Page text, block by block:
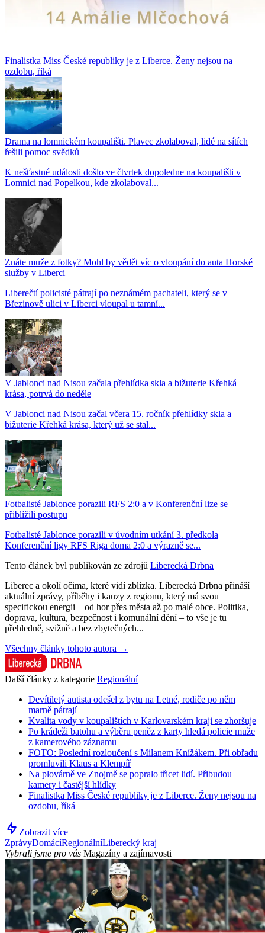
Finalistka Miss České republiky je z Liberce. Ženy nejsou na
ozdobu, říká
Drama na lomnickém koupališti. Plavec zkolaboval, lidé na sítích
řešili pomoc svědků
K nešťastné události došlo ve čtvrtek dopoledne na koupališti v
Lomnici nad Popelkou, kde zkolaboval...
Znáte muže z fotky? Mohl by vědět víc o vloupání do auta Horské
služby v Liberci
Liberečtí policisté pátrají po neznámém pachateli, který se v
Březinově ulici v Liberci vloupal u tamní...
V Jablonci nad Nisou začala přehlídka skla a bižuterie Křehká
krása, potrvá do neděle
V Jablonci nad Nisou začal včera 15. ročník přehlídky skla a
bižuterie Křehká krása, který už se stal...
Fotbalisté Jablonce porazili RFS 2:0 a v Konferenční lize se
přiblížili postupu
Fotbalisté Jablonce porazili v úvodním utkání 3. předkola
Konferenční ligy RFS Riga doma 2:0 a výrazně se...
Tento článek byl publikován ze zdrojů Liberecká Drbna
Liberec a okolí očima, které vidí zblízka. Liberecká Drbna přináší
aktuální zprávy, příběhy i kauzy z regionu, který má svou
specifickou energii – od hor přes města až po malé obce. Politika,
doprava, kultura, bezpečnost i komunální dění – to vše je tu
přehledně, svižně a bez zbytečných...
Všechny články tohoto autora →
Další články z kategorie Regionální
Devítiletý autista odešel z bytu na Letné, rodiče po něm
marně pátrají
Kvalita vody v koupalištích v Karlovarském kraji se zhoršuje
Po krádeži batohu a výběru peněz z karty hledá policie muže
z kamerového záznamu
FOTO: Poslední rozloučení s Milanem Knížákem. Při obřadu
promluvili Klaus a Klempíř
Na plovárně ve Znojmě se popralo třicet lidí. Přibudou
kamery i častější hlídky
Finalistka Miss České republiky je z Liberce. Ženy nejsou na
ozdobu, říká
Zobrazit více
ZprávyDomácíRegionálníLiberecký kraj
Vybrali jsme pro vás Magazíny a zajímavosti